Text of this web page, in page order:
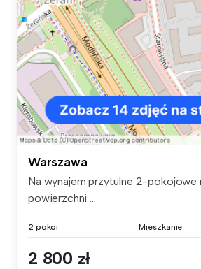
Warszawa
Na wynajem przytulne 2-pokojowe
powierzchni ...
2 pokoi Mieszkanie
2 800 zł